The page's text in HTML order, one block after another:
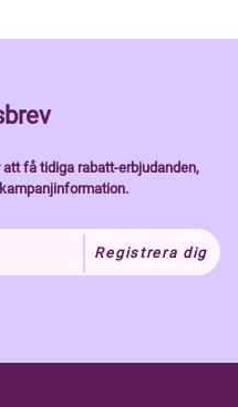
få tidiga rabatt-erbjudanden,
Registrera dig